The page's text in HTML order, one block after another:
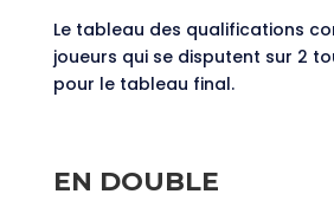
Le tableau des qualifications
joueurs qui se disputent sur 2
pour le tableau final.
EN DOUBLE